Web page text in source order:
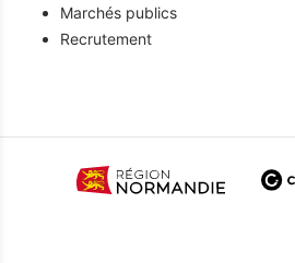
Marchés publics
Recrutement